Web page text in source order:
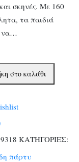
σκηνές. Με 160
τα παιδιά
να…
στο καλάθι
ΚΑΤΗΓΟΡΙΕΣ:
πάρτυ